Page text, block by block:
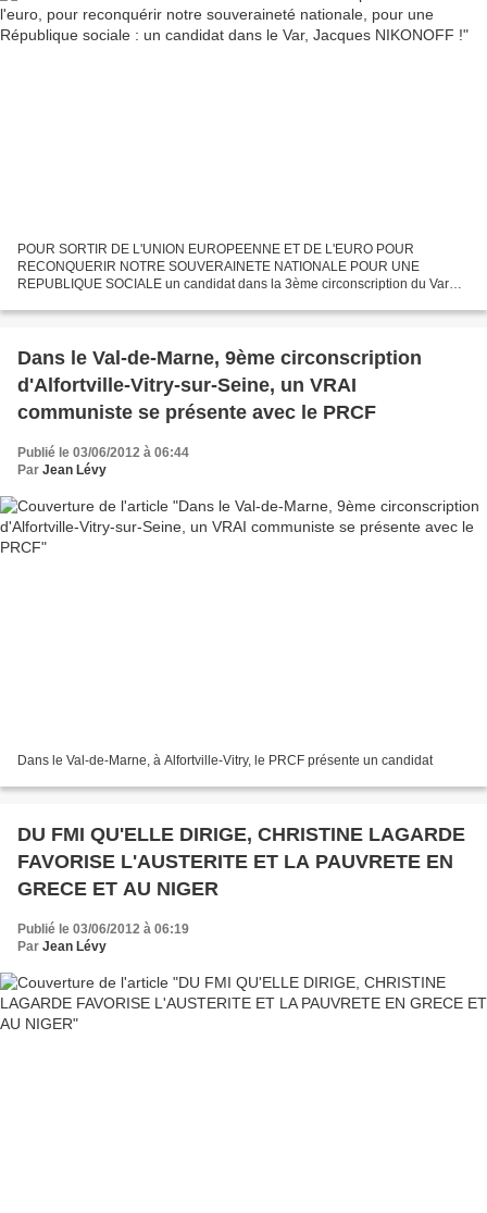
POUR SORTIR DE L'UNION EUROPEENNE ET DE L'EURO POUR
RECONQUERIR NOTRE SOUVERAINETE NATIONALE POUR UNE
REPUBLIQUE SOCIALE un candidat dans la 3ème circonscription du Var
Dans le Val-de-Marne, 9ème circonscription
d'Alfortville-Vitry-sur-Seine, un VRAI
communiste se présente avec le PRCF
Publié le 03/06/2012 à 06:44
Par Jean Lévy
Dans le Val-de-Marne, à Alfortville-Vitry, le PRCF présente un candidat
DU FMI QU'ELLE DIRIGE, CHRISTINE LAGARDE
FAVORISE L'AUSTERITE ET LA PAUVRETE EN
GRECE ET AU NIGER
Publié le 03/06/2012 à 06:19
Par Jean Lévy